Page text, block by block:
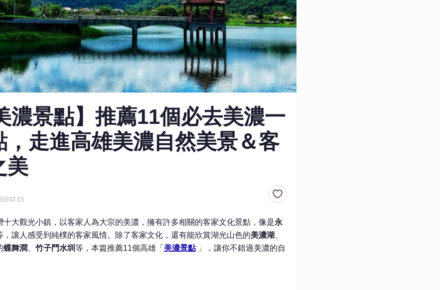
濃景點】推薦11個必去美濃一
，走進高雄美濃自然美景＆客
美
日02:15
十大觀光小鎮，以客家人為大宗的美濃，擁有許多相關的客家文化景點，像是永
，讓人感受到純樸的客家風情。除了客家文化，還有能欣賞湖光山色的美濃湖
蝶舞澗 竹子門水圳 等，本篇推薦11個高雄「 美濃景點」，讓你不錯過美濃的自